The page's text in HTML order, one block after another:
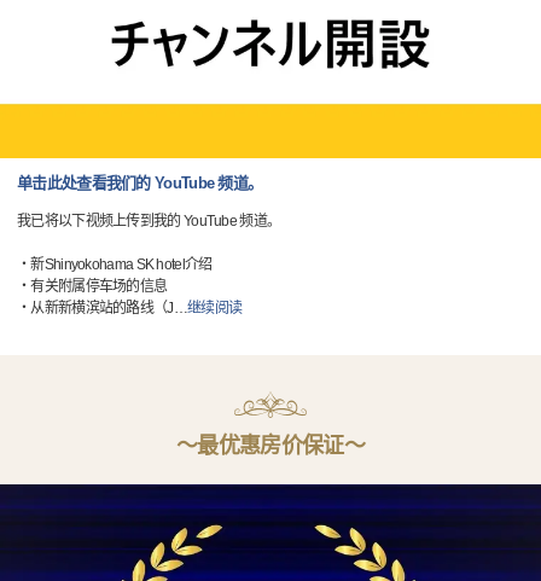
单击此处查看我们的 YouTube 频道。
我已将以下视频上传到我的 YouTube 频道。
・新Shinyokohama SK hotel介绍
・有关附属停车场的信息
・从新新横滨站的路线（J…继续阅读
〜最优惠房价保证〜